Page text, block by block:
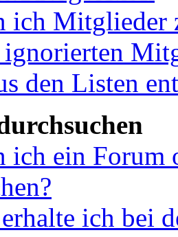
ich Mitglieder
den Listen
ich ein Forum
ich bei